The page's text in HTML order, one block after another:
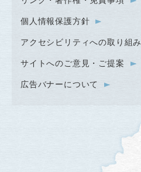
個人情報保護方針
アクセシビリティへの取り組み
サイトへのご意見・ご提案
広告バナーについて